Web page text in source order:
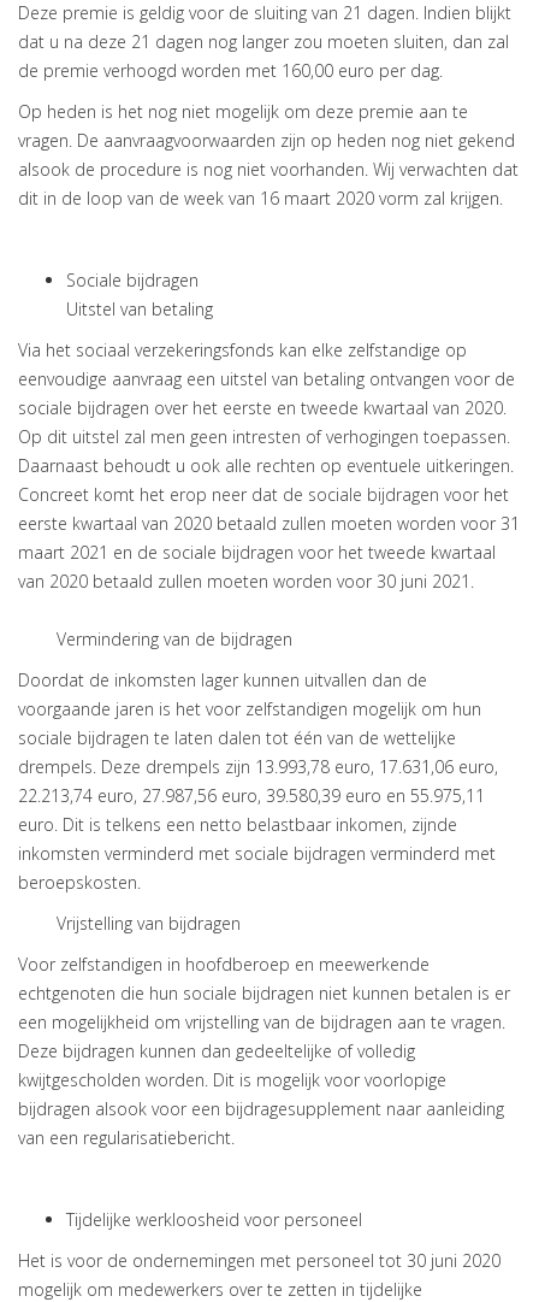
Deze premie is geldig voor de sluiting van 21 dagen. Indien blijkt
dat u na deze 21 dagen nog langer zou moeten sluiten, dan zal
de premie verhoogd worden met 160,00 euro per dag.
Op heden is het nog niet mogelijk om deze premie aan te
vragen. De aanvraagvoorwaarden zijn op heden nog niet gekend
alsook de procedure is nog niet voorhanden. Wij verwachten dat
dit in de loop van de week van 16 maart 2020 vorm zal krijgen.
Sociale bijdragen
Uitstel van betaling
Via het sociaal verzekeringsfonds kan elke zelfstandige op
eenvoudige aanvraag een uitstel van betaling ontvangen voor de
sociale bijdragen over het eerste en tweede kwartaal van 2020.
Op dit uitstel zal men geen intresten of verhogingen toepassen.
Daarnaast behoudt u ook alle rechten op eventuele uitkeringen.
Concreet komt het erop neer dat de sociale bijdragen voor het
eerste kwartaal van 2020 betaald zullen moeten worden voor 31
maart 2021 en de sociale bijdragen voor het tweede kwartaal
van 2020 betaald zullen moeten worden voor 30 juni 2021.
Vermindering van de bijdragen
Doordat de inkomsten lager kunnen uitvallen dan de
voorgaande jaren is het voor zelfstandigen mogelijk om hun
sociale bijdragen te laten dalen tot één van de wettelijke
drempels. Deze drempels zijn 13.993,78 euro, 17.631,06 euro,
22.213,74 euro, 27.987,56 euro, 39.580,39 euro en 55.975,11
euro. Dit is telkens een netto belastbaar inkomen, zijnde
inkomsten verminderd met sociale bijdragen verminderd met
beroepskosten.
Vrijstelling van bijdragen
Voor zelfstandigen in hoofdberoep en meewerkende
echtgenoten die hun sociale bijdragen niet kunnen betalen is er
een mogelijkheid om vrijstelling van de bijdragen aan te vragen.
Deze bijdragen kunnen dan gedeeltelijke of volledig
kwijtgescholden worden. Dit is mogelijk voor voorlopige
bijdragen alsook voor een bijdragesupplement naar aanleiding
van een regularisatiebericht.
Tijdelijke werkloosheid voor personeel
Het is voor de ondernemingen met personeel tot 30 juni 2020
mogelijk om medewerkers over te zetten in tijdelijke